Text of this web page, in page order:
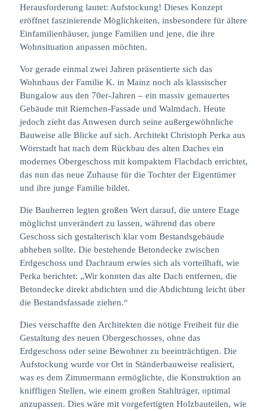
Herausforderung lautet: Aufstockung! Dieses Konzept
eröffnet faszinierende Möglichkeiten, insbesondere für ältere
Einfamilienhäuser, junge Familien und jene, die ihre
Wohnsituation anpassen möchten.
Vor gerade einmal zwei Jahren präsentierte sich das
Wohnhaus der Familie K. in Mainz noch als klassischer
Bungalow aus den 70er-Jahren – ein massiv gemauertes
Gebäude mit Riemchen-Fassade und Walmdach. Heute
jedoch zieht das Anwesen durch seine außergewöhnliche
Bauweise alle Blicke auf sich. Architekt Christoph Perka aus
Wörrstadt hat nach dem Rückbau des alten Daches ein
modernes Obergeschoss mit kompaktem Flachdach errichtet,
das nun das neue Zuhause für die Tochter der Eigentümer
und ihre junge Familie bildet.
Die Bauherren legten großen Wert darauf, die untere Etage
möglichst unverändert zu lassen, während das obere
Geschoss sich gestalterisch klar vom Bestandsgebäude
abheben sollte. Die bestehende Betondecke zwischen
Erdgeschoss und Dachraum erwies sich als vorteilhaft, wie
Perka berichtet: „Wir konnten das alte Dach entfernen, die
Betondecke direkt abdichten und die Abdichtung leicht über
die Bestandsfassade ziehen.“
Dies verschaffte den Architekten die nötige Freiheit für die
Gestaltung des neuen Obergeschosses, ohne das
Erdgeschoss oder seine Bewohner zu beeinträchtigen. Die
Aufstockung wurde vor Ort in Ständerbauweise realisiert,
was es dem Zimmermann ermöglichte, die Konstruktion an
kniffligen Stellen, wie einem großen Stahlträger, optimal
anzupassen. Dies wäre mit vorgefertigten Holzbauteilen, wie